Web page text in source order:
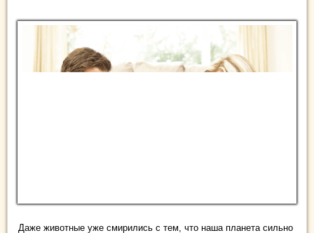
Даже животные уже смирились с тем, что наша планета сильно